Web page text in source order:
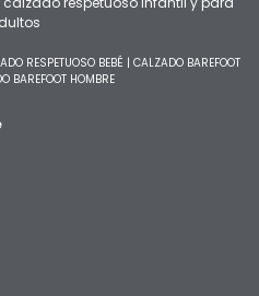
RESPETUOSO BEBÉ | CALZADO BAREFOOT
BAREFOOT HOMBRE